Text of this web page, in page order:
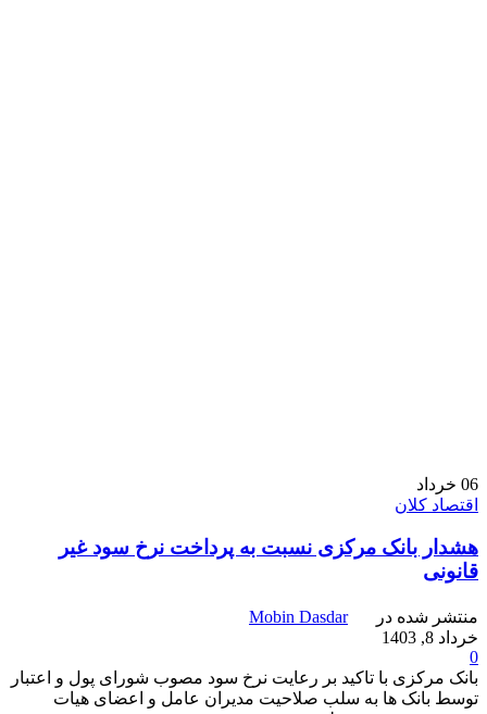
06 خرداد
اقتصاد کلان
هشدار بانک مرکزی نسبت به پرداخت نرخ سود غیر
قانونی
منتشر شده در
Mobin Dasdar
خرداد 8, 1403
0
بانک مرکزی با تاکید بر رعایت نرخ سود مصوب شورای پول و اعتبار
توسط بانک ها به سلب صلاحیت مدیران عامل و اعضای هیات